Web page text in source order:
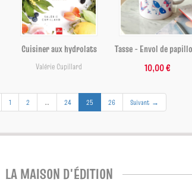
Cuisiner aux hydrolats
Valérie Cupillard
Tasse - Envol de
10,00 €
1 2 … 24 25 (current)
26 Suivant →
LA MAISON D'ÉDITION